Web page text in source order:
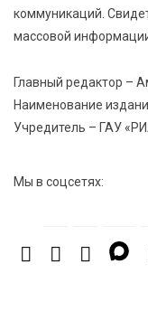
7 Авг 2026 14:46
абитуриентов в
7 Авг 2026 14:31
коммуникаций.
массовой
Главный редактор –
Наименование
Учредитель – ГАУ
Мы в соцсетях: